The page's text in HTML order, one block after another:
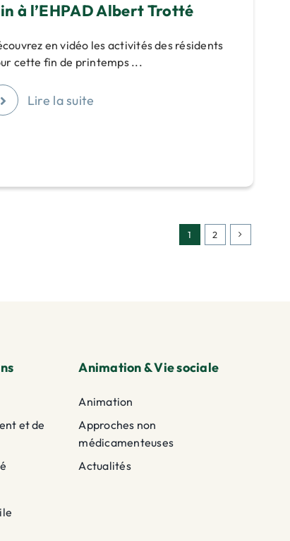
à l’EHPAD Albert Trotté
en vidéo les activités des résidents
cette fin de printemps ...
Lire la suite
1 2
et de
Animation & Vie sociale
Animation
Approches non
médicamenteuses
Actualités